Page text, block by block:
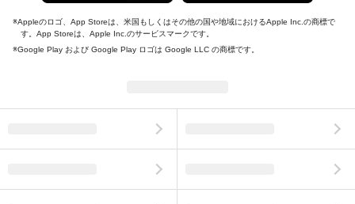
Appleのロゴ、App Storeは、米国もしくはその他の国や地域におけるApple Inc.の商標で
す。App Storeは、Apple Inc.のサービスマークです。
Google Play および Google Play ロゴは Google LLC の商標です。